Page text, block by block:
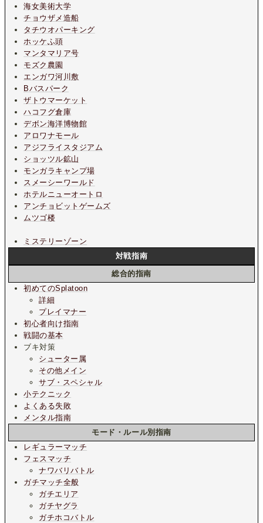
海女美術大学
チョウザメ造船
タチウオパーキング
ホッケふ頭
マンタマリア号
モズク農園
エンガワ河川敷
Bバスパーク
ザトウマーケット
ハコフグ倉庫
デボン海洋博物館
アロワナモール
アジフライスタジアム
ショッツル鉱山
モンガラキャンプ場
スメーシーワールド
ホテルニューオートロ
アンチョビットゲームズ
ムツゴ楼
ミステリーゾーン
対戦指南
総合的指南
初めてのSplatoon
詳細
プレイマナー
初心者向け指南
戦闘の基本
ブキ対策
シューター属
その他メイン
サブ・スペシャル
小テクニック
よくある失敗
メンタル指南
モード・ルール別指南
レギュラーマッチ
フェスマッチ
ナワバリバトル
ガチマッチ全般
ガチエリア
ガチヤグラ
ガチホコバトル